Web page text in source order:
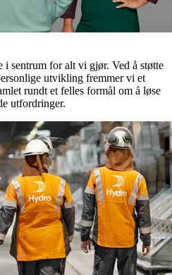
i sentrum for alt vi gjør. Ved å støtte
utvikling fremmer vi et
rundt et felles formål om å løse
utfordringer.